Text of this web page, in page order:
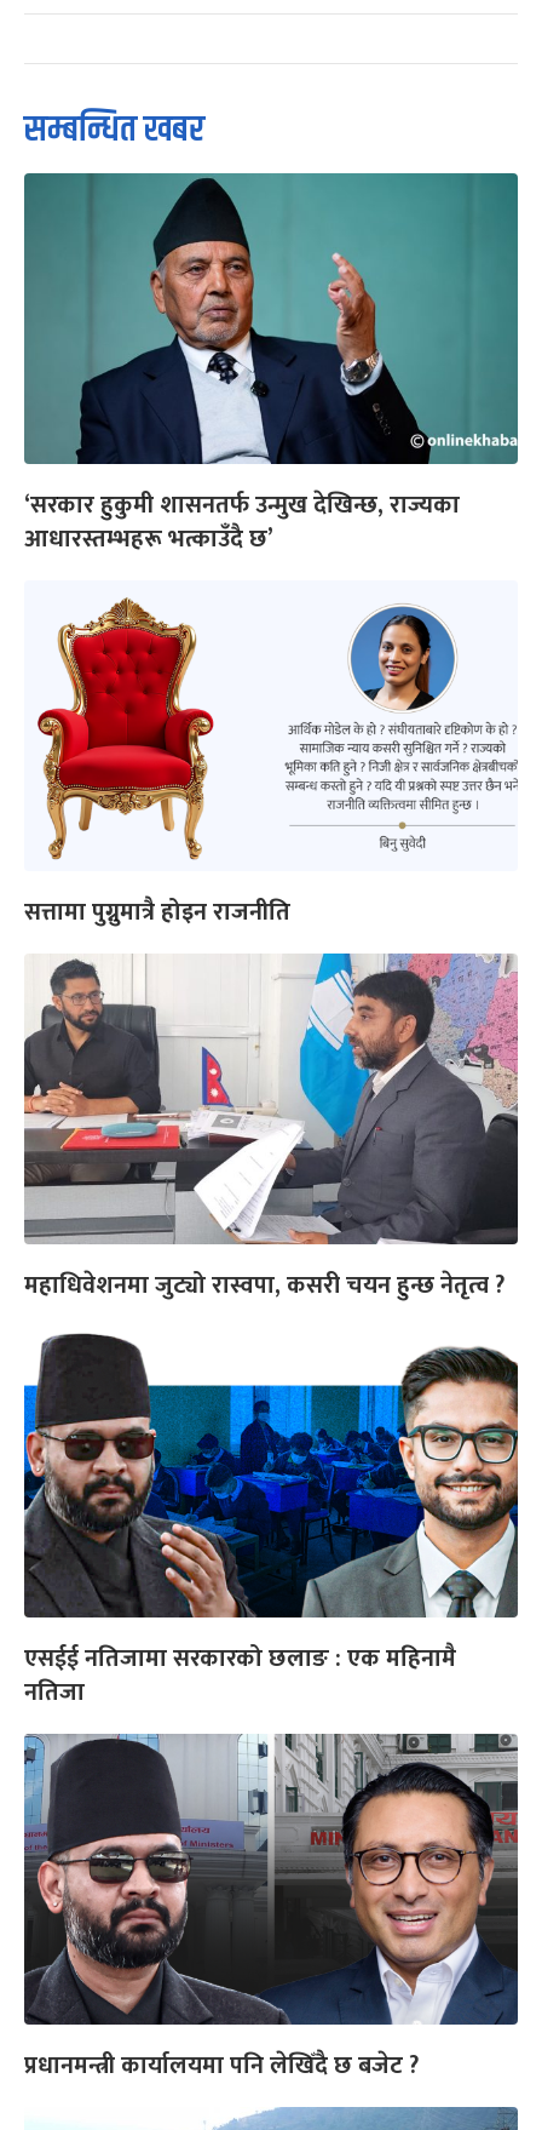
सम्बन्धित खबर
‘सरकार हुकुमी शासनतर्फ उन्मुख देखिन्छ, राज्यका
आधारस्तम्भहरू भत्काउँदै छ’
सत्तामा पुग्नुमात्रै होइन राजनीति
महाधिवेशनमा जुट्यो रास्वपा, कसरी चयन हुन्छ नेतृत्व ?
एसईई नतिजामा सरकारको छलाङ : एक महिनामै
नतिजा
प्रधानमन्त्री कार्यालयमा पनि लेखिँदै छ बजेट ?